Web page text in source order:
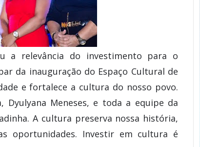
a relevância do investimento para o
da inauguração do Espaço Cultural de
e fortalece a cultura do nosso povo.
Dyulyana Meneses, e toda a equipe da
A cultura preserva nossa história,
oportunidades. Investir em cultura é